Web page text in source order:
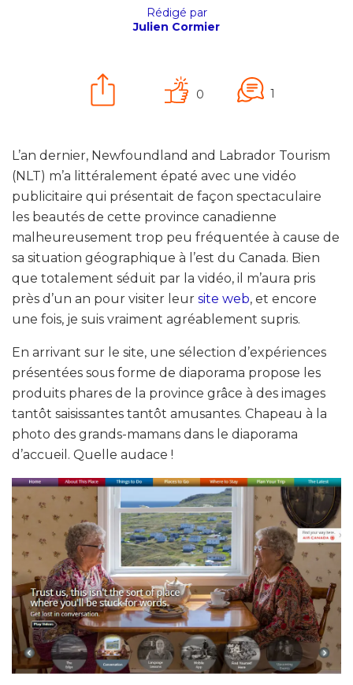
Rédigé par
Julien Cormier
0 1
L’an dernier, Newfoundland and Labrador Tourism
(NLT) m’a littéralement épaté avec une vidéo
publicitaire qui présentait de façon spectaculaire
les beautés de cette province canadienne
malheureusement trop peu fréquentée à cause de
sa situation géographique à l’est du Canada. Bien
que totalement séduit par la vidéo, il m’aura pris
près d’un an pour visiter leur site web, et encore
une fois, je suis vraiment agréablement supris.
En arrivant sur le site, une sélection d’expériences
présentées sous forme de diaporama propose les
produits phares de la province grâce à des images
tantôt saisissantes tantôt amusantes. Chapeau à la
photo des grands-mamans dans le diaporama
d’accueil. Quelle audace !